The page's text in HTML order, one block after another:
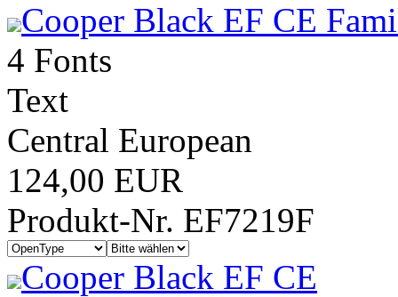
Cooper Black EF CE
4 Fonts
Text
Central European
124,00 EUR
Produkt-Nr. EF7219F
Cooper Black EF CE